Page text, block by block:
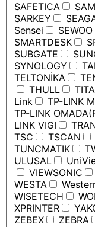
SAFETICA
SARKEY
Sensei
SEWOO
SMARTDESK
SUBGATE
SYNOLOGY
TELTONİKA
THULL
Link
TP-LINK
TP-LINK
LINK VIGI
TSC
TSCAN
TUNCMATIK
ULUSAL
VIEWSONIC
WESTA
WISETECH
XPRINTER
ZEBEX
ZEBRA